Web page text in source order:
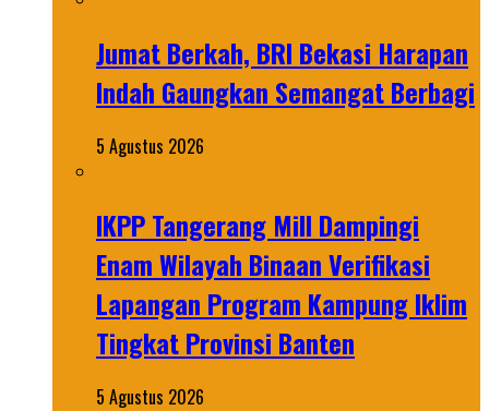
Jumat Berkah, BRI Bekasi Harapan
Indah Gaungkan Semangat Berbagi
5 Agustus 2026
IKPP Tangerang Mill Dampingi
Enam Wilayah Binaan Verifikasi
Lapangan Program Kampung Iklim
Tingkat Provinsi Banten
5 Agustus 2026